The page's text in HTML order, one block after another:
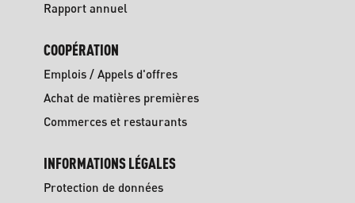
Rapport annuel
COOPÉRATION
Emplois / Appels d'offres
Achat de matières premières
Commerces et restaurants
INFORMATIONS LÉGALES
Protection de données